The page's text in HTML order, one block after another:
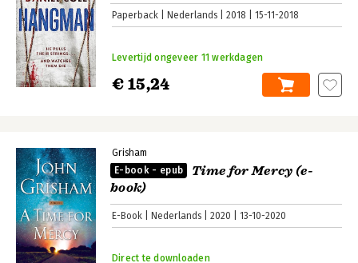
Paperback Nederlands 2018 15-11-2018
€ 15,24
Levertijd ongeveer 11 werkdagen
Grisham
E-book - epub
Time for Mercy (e-
book)
E-Book Nederlands 2020 13-10-2020
Direct te downloaden